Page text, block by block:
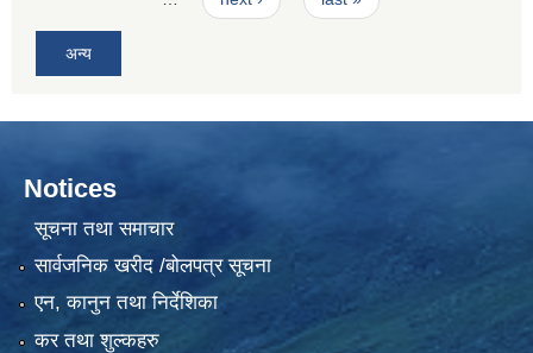
अन्य
Notices
सूचना तथा समाचार
सार्वजनिक खरीद /बोलपत्र सूचना
एन, कानुन तथा निर्देशिका
कर तथा शुल्कहरु